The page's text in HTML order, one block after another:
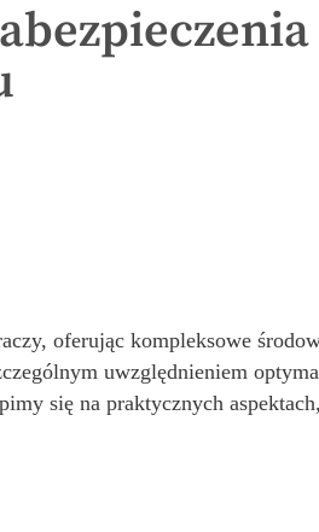
oferując kompleksowe
uwzględnieniem
się na praktycznych